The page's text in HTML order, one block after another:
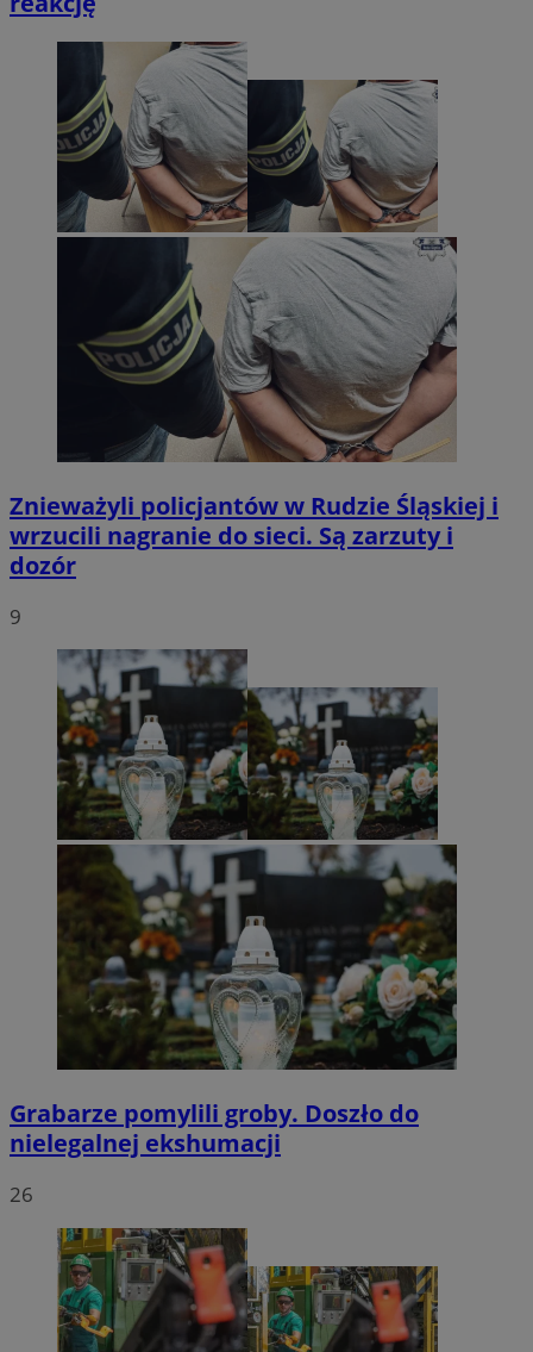
Znieważyli policjantów w Rudzie Śląskiej i
wrzucili nagranie do sieci. Są zarzuty i
dozór
9
Grabarze pomylili groby. Doszło do
nielegalnej ekshumacji
26